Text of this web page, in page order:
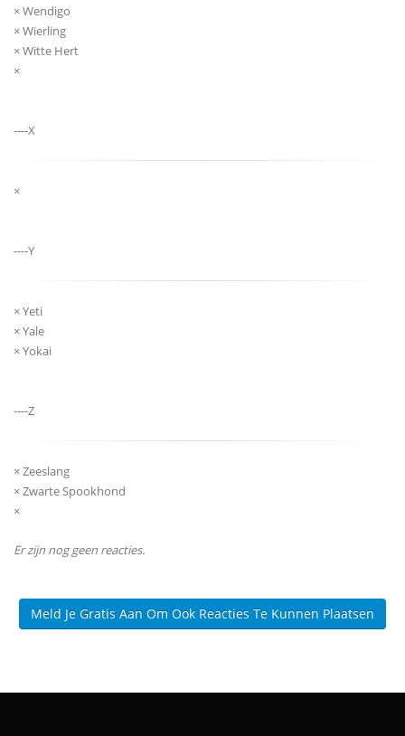
× Wendigo
× Wierling
× Witte Hert
×
----X
×
----Y
× Yeti
× Yale
× Yokai
----Z
× Zeeslang
× Zwarte Spookhond
×
Er zijn nog geen reacties.
Meld Je Gratis Aan Om Ook Reacties Te Kunnen Plaatsen